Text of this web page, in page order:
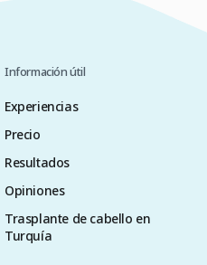
Información útil
Experiencias
Precio
Resultados
Opiniones
Trasplante de cabello en
Turquía